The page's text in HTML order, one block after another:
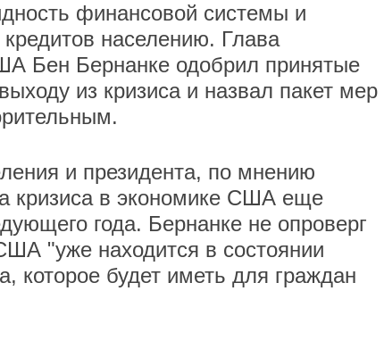
финансовой системы и
населению. Глава
Бен Бернанке одобрил принятые
из кризиса и назвал пакет мер
и президента, по мнению
кризиса в экономике США еще
года. Бернанке не опроверг
"уже находится в состоянии
которое будет иметь для граждан